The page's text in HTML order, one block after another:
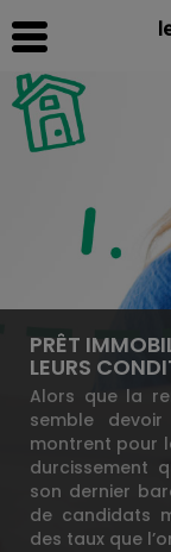
PRÊT
LEURS
Alors que la
semble
montrent pour
durcissement
son dernier
de candidats
des taux que